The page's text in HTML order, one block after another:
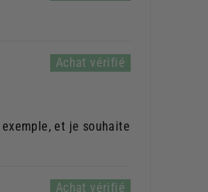
et je souhaite